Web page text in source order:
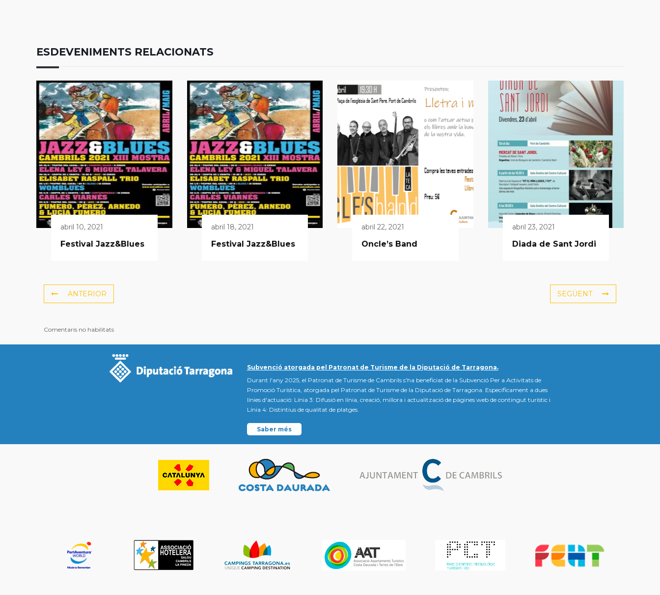
ESDEVENIMENTS RELACIONATS
abril 10, 2021
Festival Jazz&Blues
abril 18, 2021
Festival Jazz&Blues
abril 22, 2021
Oncle’s Band
abril 23, 2021
Diada de Sant Jordi
ANTERIOR SEGÜENT
Comentaris no habilitats
Subvenció atorgada pel Patronat de Turisme de la Diputació de Tarragona.
Durant l'any 2025, el Patronat de Turisme de Cambrils s'ha beneficiat de la Subvenció Per a Activitats de
Promoció Turística, atorgada pel Patronat de Turisme de la Diputació de Tarragona. Específicament a dues
línies d'actuació: Línia 3: Difusió en línia, creació, millora i actualització de pàgines web de contingut turístic i
Línia 4: Distintius de qualitat de platges.
Saber més